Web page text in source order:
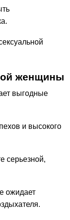
женщины
выгодные
и высокого
серьезной,
ожидает